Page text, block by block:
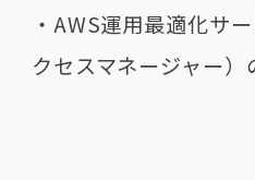
・AWS運用最適化サ
クセスマネージャー